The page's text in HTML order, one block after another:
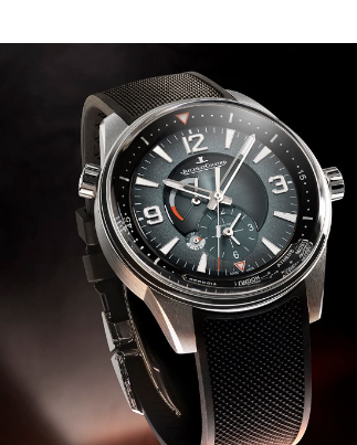
一路7号华贸大厦写字楼1座30层05室（需提
95号华润大厦写字楼B座11层1104室（需提
1号恒力城写字楼15层03室（需提前预约）
6号SAC东原中心写字楼24层2406B室（需提
行街2号融恒时代广场写字楼9层902室（需
道建湘路393号世茂环球金融中心写字楼（
号华润大厦写字楼29层2905室（需提前预约
号亨得利名表服务中心（品牌授权店）3层
号亨得利名表服务中心（品牌授权店）1层
号亨得利名表服务中心（品牌授权店）1层
路26号时代广场（CCMALL）C座17层17-B
号置信广场10层1015室（需提前预约）